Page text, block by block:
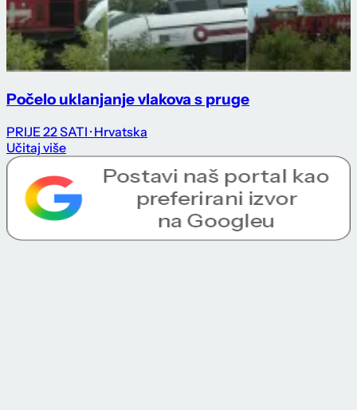
Počelo uklanjanje vlakova s pruge
PRIJE 22 SATI · Hrvatska
Učitaj više